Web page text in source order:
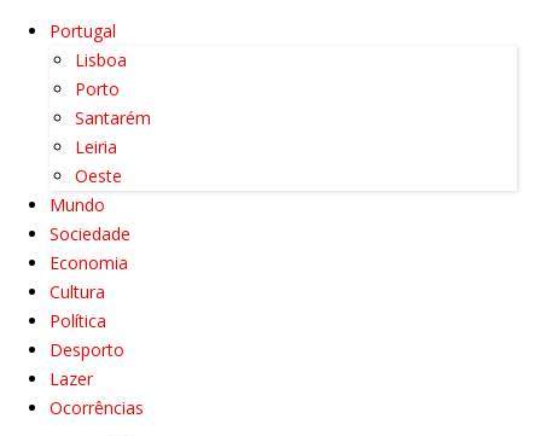
Portugal
Lisboa
Porto
Santarém
Leiria
Oeste
Mundo
Sociedade
Economia
Cultura
Política
Desporto
Lazer
Ocorrências